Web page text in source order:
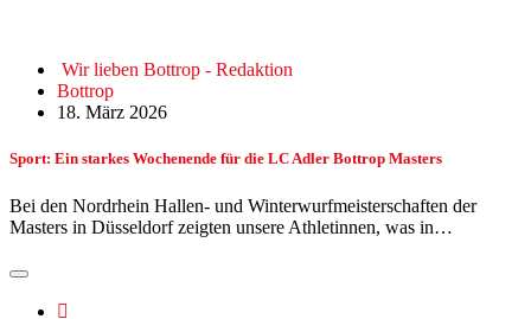
Wir lieben Bottrop - Redaktion
Bottrop
18. März 2026
Sport: Ein starkes Wochenende für die LC Adler Bottrop Masters
Bei den Nordrhein Hallen- und Winterwurfmeisterschaften der
Masters in Düsseldorf zeigten unsere Athletinnen, was in…